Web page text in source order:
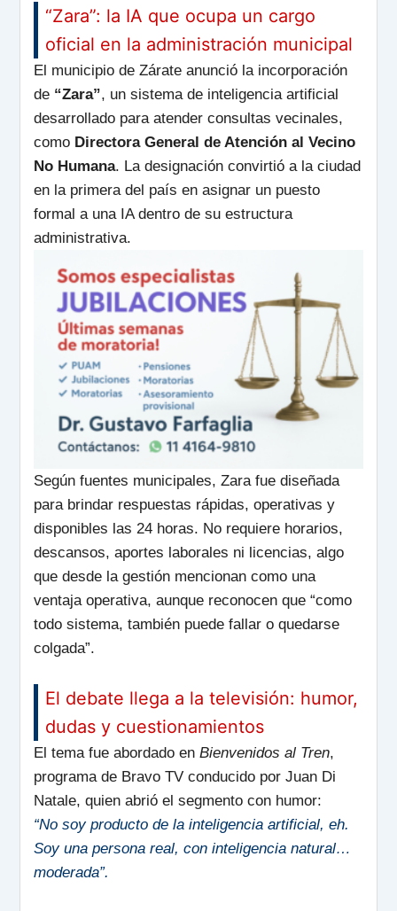
“Zara”: la IA que ocupa un cargo
oficial en la administración municipal
El municipio de Zárate anunció la incorporación
de “Zara”, un sistema de inteligencia artificial
desarrollado para atender consultas vecinales,
como Directora General de Atención al Vecino
No Humana. La designación convirtió a la ciudad
en la primera del país en asignar un puesto
formal a una IA dentro de su estructura
administrativa.
Según fuentes municipales, Zara fue diseñada
para brindar respuestas rápidas, operativas y
disponibles las 24 horas. No requiere horarios,
descansos, aportes laborales ni licencias, algo
que desde la gestión mencionan como una
ventaja operativa, aunque reconocen que “como
todo sistema, también puede fallar o quedarse
colgada”.
El debate llega a la televisión: humor,
dudas y cuestionamientos
El tema fue abordado enBienvenidos al Tren,
programa de Bravo TV conducido por Juan Di
Natale, quien abrió el segmento con humor:
“No soy producto de la inteligencia artificial, eh.
Soy una persona real, con inteligencia natural…
moderada”.